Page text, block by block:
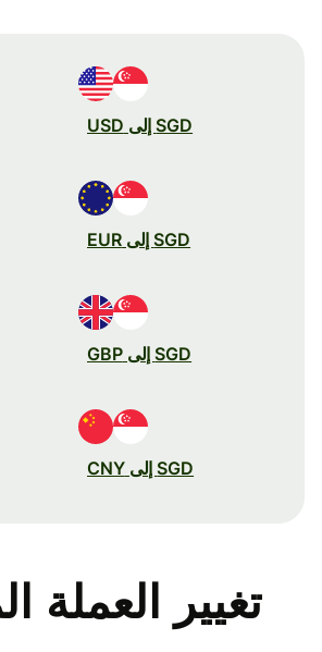
SGD إلى USD
SGD إلى EUR
SGD إلى GBP
SGD إلى CNY
تغيير العملة